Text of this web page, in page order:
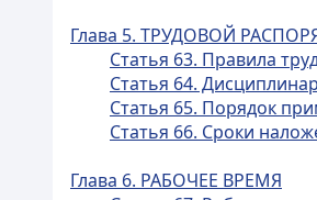
Глава 5. ТРУДОВОЙ
Статья 63. Правила
Статья 64.
Статья 65. Порядок
Статья 66. Сроки
Глава 6. РАБОЧЕЕ ВРЕМЯ